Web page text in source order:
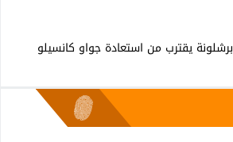
برشلونة يقترب من استعادة جواو كانسيلو